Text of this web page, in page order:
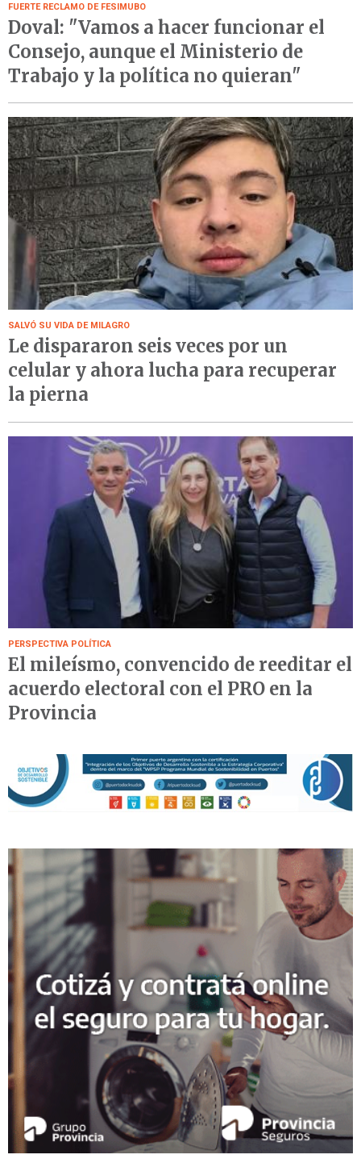
FUERTE RECLAMO DE FESIMUBO
Doval: "Vamos a hacer funcionar el
Consejo, aunque el Ministerio de
Trabajo y la política no quieran"
SALVÓ SU VIDA DE MILAGRO
Le dispararon seis veces por un
celular y ahora lucha para recuperar
la pierna
PERSPECTIVA POLÍTICA
El mileísmo, convencido de reeditar el
acuerdo electoral con el PRO en la
Provincia